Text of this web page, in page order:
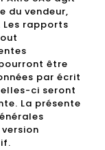
du vendeur,
rapports
être
par écrit
ci seront
La présente